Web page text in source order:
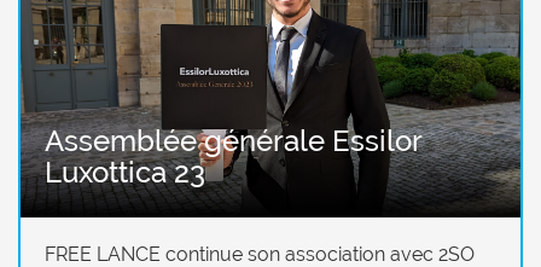
Assemblée générale Essilor
Luxottica 23
FREE LANCE continue son association avec 2SO